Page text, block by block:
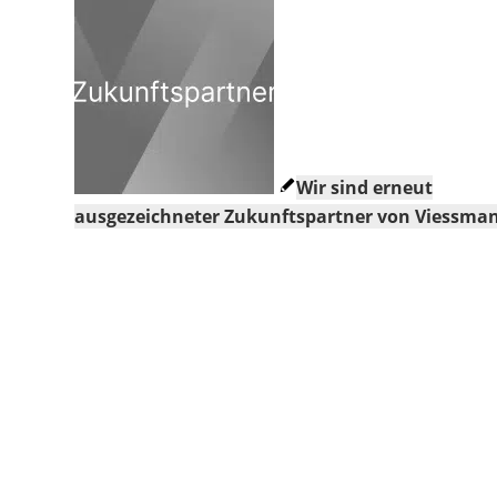
Wir sind erneut
ausgezeichneter Zukunftspartner von